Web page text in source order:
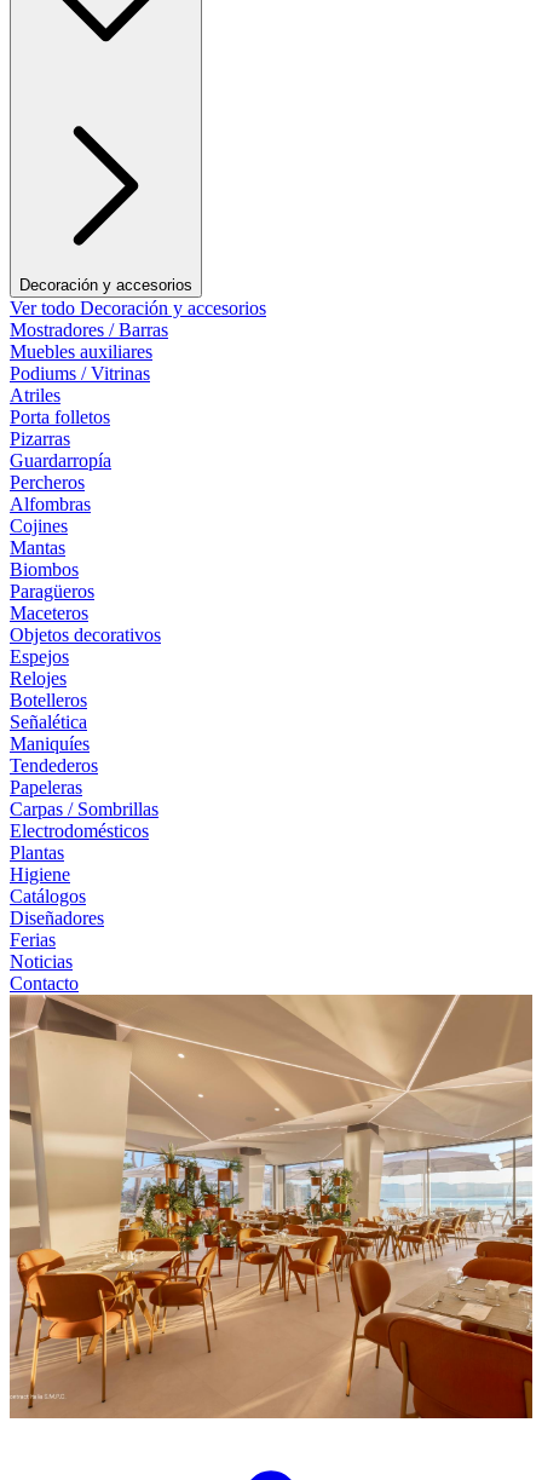
Decoración y accesorios
Ver todo Decoración y accesorios
Mostradores / Barras
Muebles auxiliares
Podiums / Vitrinas
Atriles
Porta folletos
Pizarras
Guardarropía
Percheros
Alfombras
Cojines
Mantas
Biombos
Paragüeros
Maceteros
Objetos decorativos
Espejos
Relojes
Botelleros
Señalética
Maniquíes
Tendederos
Papeleras
Carpas / Sombrillas
Electrodomésticos
Plantas
Higiene
Catálogos
Diseñadores
Ferias
Noticias
Contacto